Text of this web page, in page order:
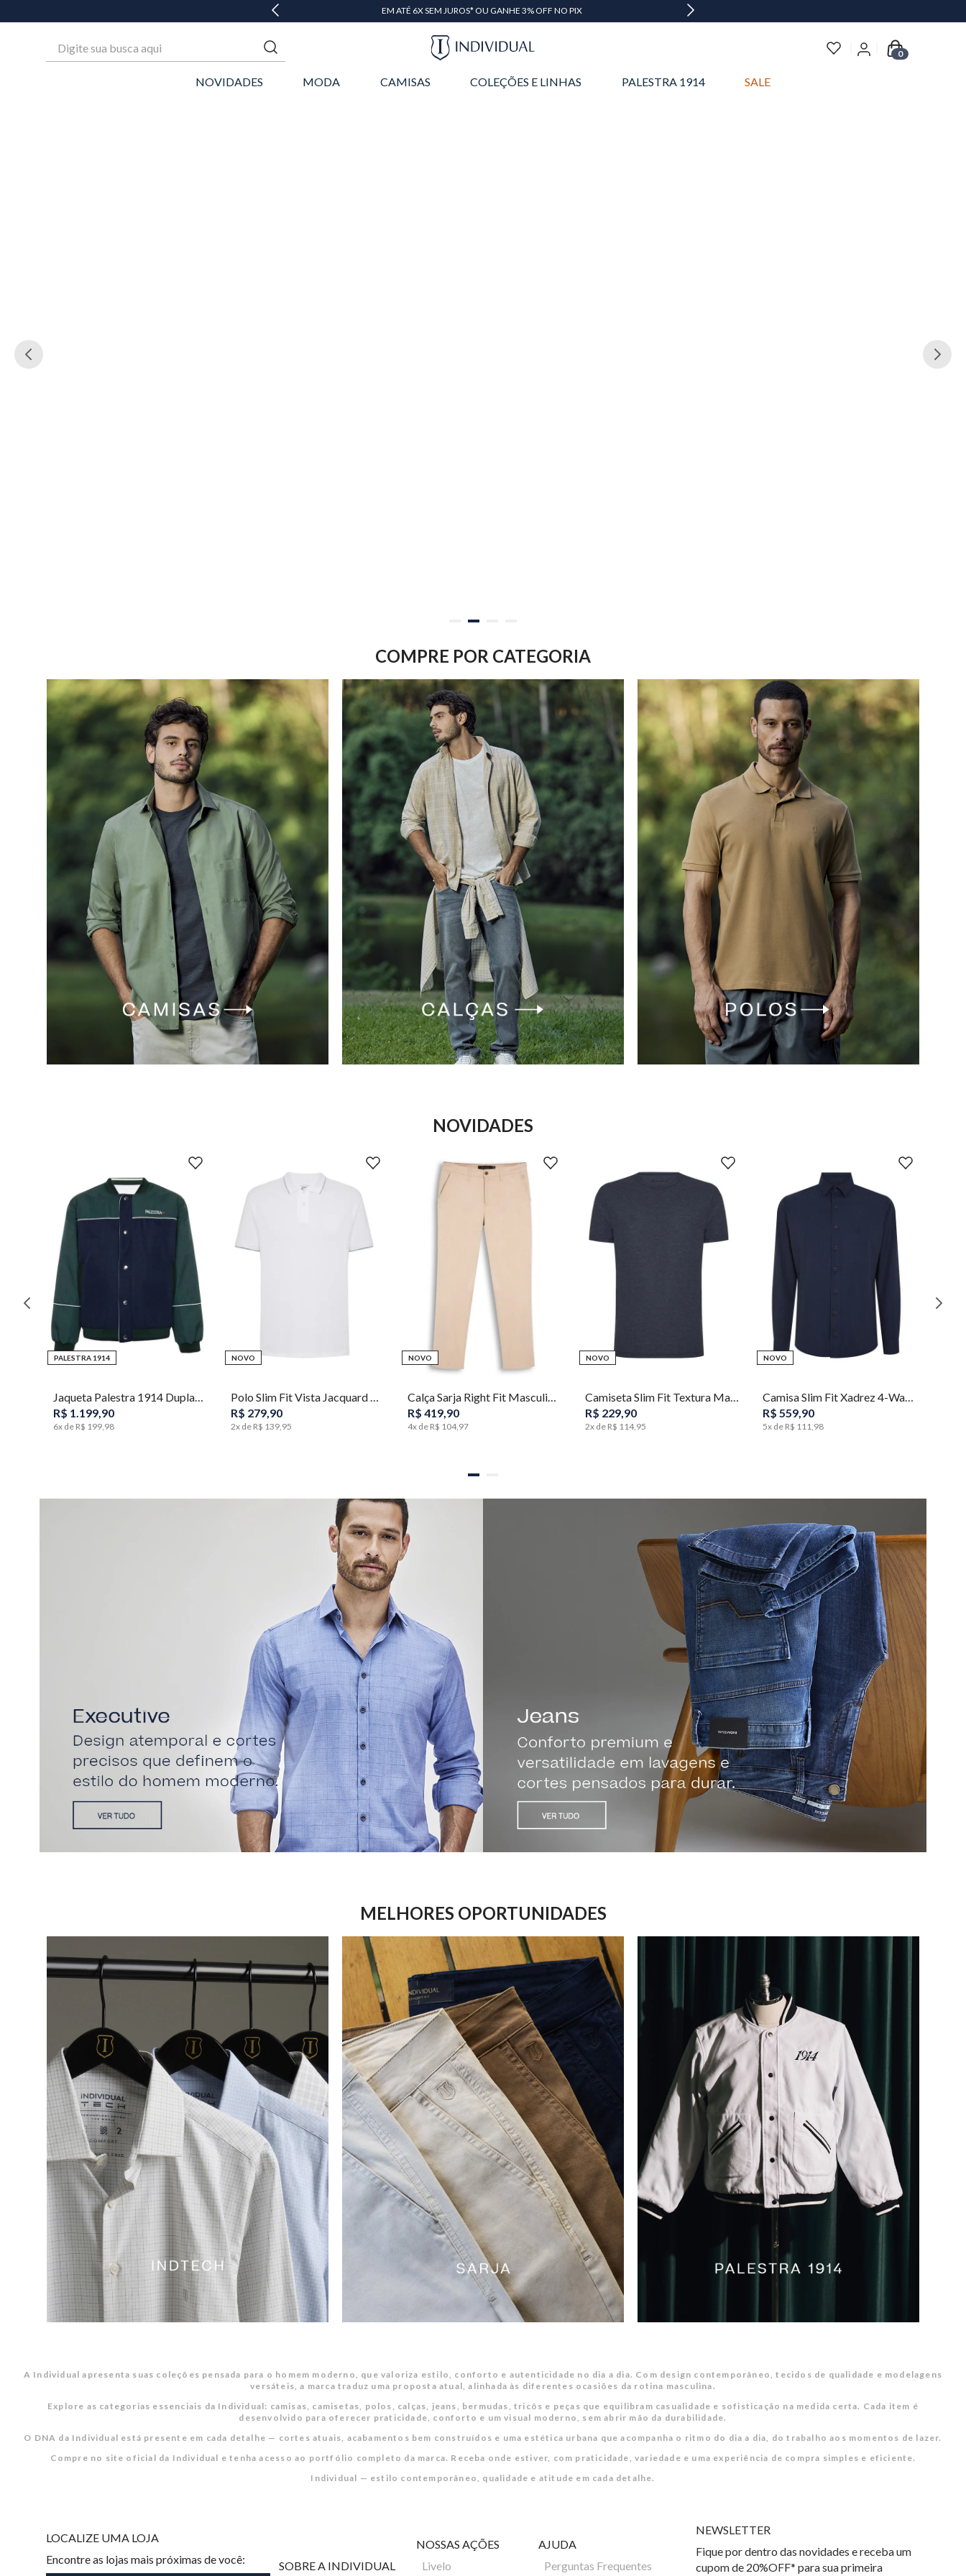
EM ATÉ 6X SEM JUROS* OU GANHE 3% OFF NO PIX
0
NOVIDADES MODA CAMISAS COLEÇÕES E LINHAS PALESTRA 1914 SALE
COMPRE POR CATEGORIA
NOVIDADES
PALESTRA 1914
P M G
Jaqueta Palestra 1914 Duplaface College Masculina Individual
R$ 1.199,90
6x de R$ 199, 98
NOVO PP
Polo Slim Fit Vista Jacquard Masculina Individual
R$ 279,90
2x de R$ 139, 95
NOVO
38 40 50
Calça Sarja Right Fit Masculina Individual
R$ 419,90
4x de R$ 104, 97
NOVO PP P M G GG
Camiseta Slim Fit Textura Masculina Individual
R$ 229,90
2x de R$ 114, 95
NOVO 3
Camisa Slim Fit Xadrez 4-Way Stretch Masculina Individual
R$ 559,90
5x de R$ 111 98
MELHORES OPORTUNIDADES
A Individual apresenta suas coleções pensada para o homem moderno, que valoriza estilo, conforto e autenticidade no dia a dia. Com design contemporâneo, tecidos de qualidade e modelagens
versáteis, a marca traduz uma proposta atual, alinhada às diferentes ocasiões da rotina masculina.
Explore as categorias essenciais da Individual: camisas, camisetas, polos, calças, jeans, bermudas, tricôs e peças que equilibram casualidade e sofisticação na medida certa. Cada item é
desenvolvido para oferecer praticidade, conforto e um visual moderno, sem abrir mão da durabilidade.
O DNA da Individual está presente em cada detalhe — cortes atuais, acabamentos bem construídos e uma estética urbana que acompanha o ritmo do dia a dia, do trabalho aos momentos de lazer.
Compre no site oficial da Individual e tenha acesso ao portfólio completo da marca. Receba onde estiver, com praticidade, variedade e uma experiência de compra simples e eficiente.
Individual — estilo contemporâneo, qualidade e atitude em cada detalhe.
LOCALIZE UMA LOJA
Encontre as lojas mais próximas de você:
SOBRE A INDIVIDUAL
NOSSAS AÇÕES
Livelo
AJUDA
Perguntas Frequentes
NEWSLETTER
Fique por dentro das novidades e receba um
cupom de 20%OFF* para sua primeira